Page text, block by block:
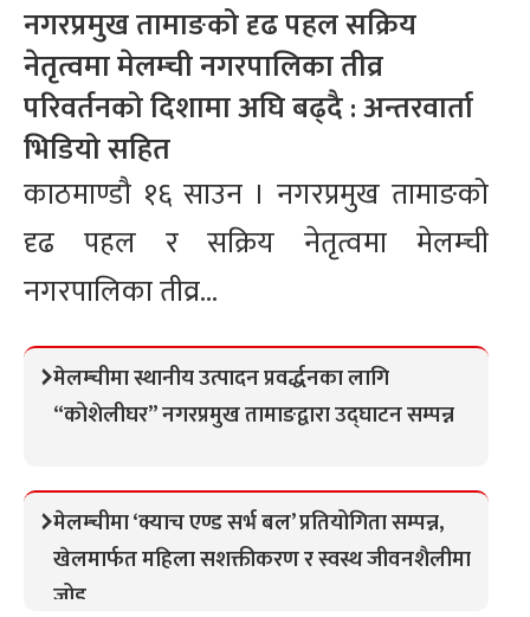
नगरप्रमुख तामाङको दृढ पहल सक्रिय
नेतृत्वमा मेलम्ची नगरपालिका तीव्र
परिवर्तनको दिशामा अघि बढ्दै : अन्तरवार्ता
भिडियो सहित
काठमाण्डौ १६ साउन । नगरप्रमुख तामाङको
दृढ पहल र सक्रिय नेतृत्वमा मेलम्ची
नगरपालिका तीव्र...
मेलम्चीमा स्थानीय उत्पादन प्रवर्द्धनका लागि
“कोशेलीघर” नगरप्रमुख तामाङद्वारा उद्घाटन सम्पन्न
मेलम्चीमा ‘क्याच एण्ड सर्भ बल’ प्रतियोगिता सम्पन्न,
खेलमार्फत महिला सशक्तीकरण र स्वस्थ जीवनशैलीमा
जोड